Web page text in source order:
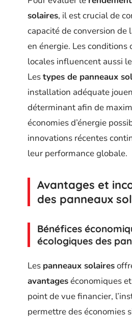
solaires, il est crucial de
capacité de conversion de
en énergie. Les conditions
locales influencent aussi
Lestypes de panneaux
installation adéquate
déterminant afin de
économies d’énergie
innovations récentes
leur performance globale.
Avantages et
des panneaux
Bénéfices
écologiques des
Les panneaux solaires
avantageséconomiques
point de vue financier,
permettre des économies